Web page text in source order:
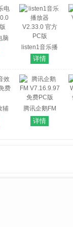
脑
listen1音乐播
放器 V2.33.0
官方PC版
详情
辅
版
腾讯企鹅FM
V7.16.9.97 免
费PC版
详情